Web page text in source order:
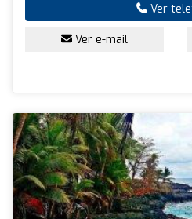
Ver
Ver e-mail